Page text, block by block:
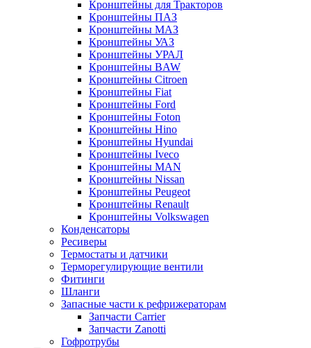
Кронштейны для Тракторов
Кронштейны ПАЗ
Кронштейны МАЗ
Кронштейны УАЗ
Кронштейны УРАЛ
Кронштейны BAW
Кронштейны Citroen
Кронштейны Fiat
Кронштейны Ford
Кронштейны Foton
Кронштейны Hino
Кронштейны Hyundai
Кронштейны Iveco
Кронштейны MAN
Кронштейны Nissan
Кронштейны Peugeot
Кронштейны Renault
Кронштейны Volkswagen
Конденсаторы
Ресиверы
Термостаты и датчики
Терморегулирующие вентили
Фитинги
Шланги
Запасные части к рефрижераторам
Запчасти Carrier
Запчасти Zanotti
Гофротрубы